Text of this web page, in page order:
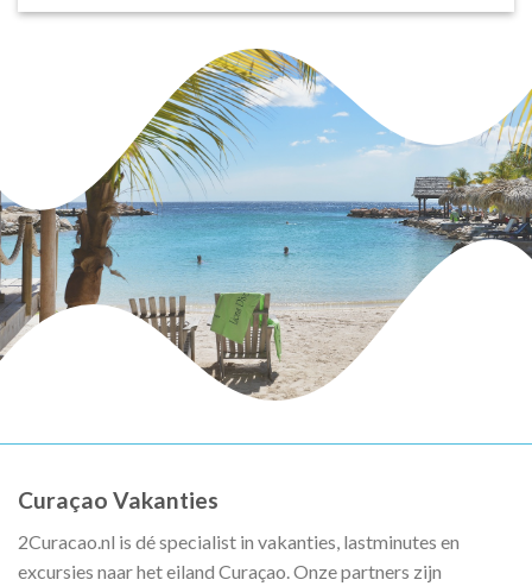
Curaçao Vakanties
2Curacao.nl is dé specialist in vakanties, lastminutes en
excursies naar het eiland Curaçao. Onze partners zijn